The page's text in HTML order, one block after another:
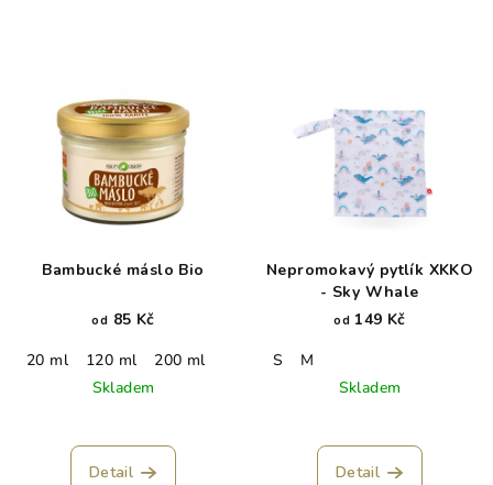
Bambucké máslo Bio
od 85 Kč
20 ml
120 ml
200 ml
Skladem
Detail
Nepromokavý pytlík XKKO
- Sky Whale
od 149 Kč
S
M
Skladem
Detail